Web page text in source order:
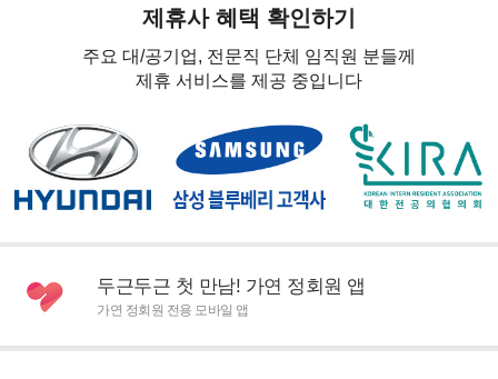
제휴사 혜택 확인하기
주요 대/공기업, 전문직 단체 임직원 분들께
제휴 서비스를 제공 중입니다
두근두근 첫 만남! 가연 정회원 앱
가연 정회원 전용 모바일 앱